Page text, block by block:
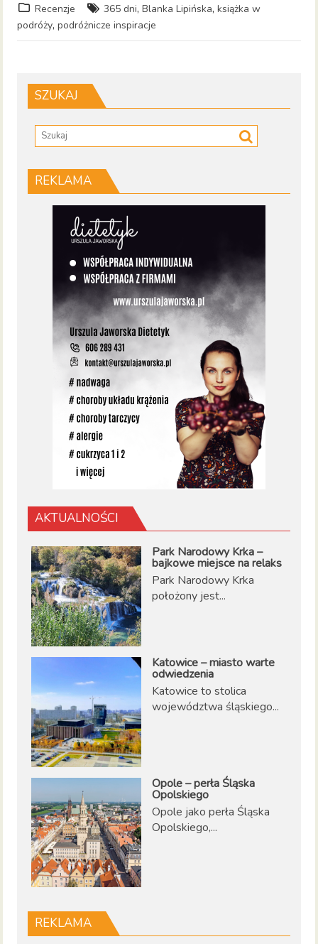
Recenzje 365 dni,Blanka Lipińska,książka w
podróży,podróżnicze inspiracje
SZUKAJ
REKLAMA
AKTUALNOŚCI
Park Narodowy Krka –
bajkowe miejsce na relaks
Park Narodowy Krka
położony jest...
Katowice – miasto warte
odwiedzenia
Katowice to stolica
województwa śląskiego...
Opole – perła Śląska
Opolskiego
Opole jako perła Śląska
Opolskiego,...
REKLAMA